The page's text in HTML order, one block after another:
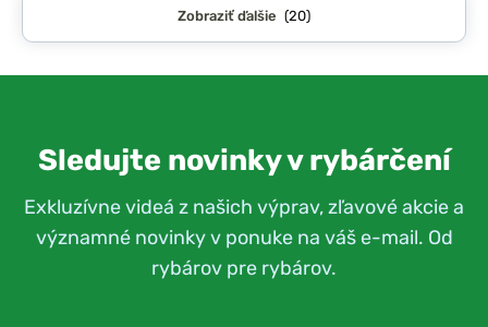
Zobraziť ďalšie (20)
Sledujte novinky v rybárčení
Exkluzívne videá z našich výprav, zľavové akcie a
významné novinky v ponuke na váš e-mail. Od
rybárov pre rybárov.